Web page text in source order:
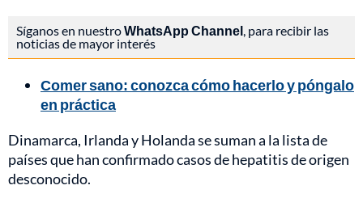
Síganos en nuestroWhatsApp Channel , para recibir las
noticias de mayor interés
Comer sano: conozca cómo hacerlo y póngalo
en práctica
Dinamarca, Irlanda y Holanda se suman a la lista de
países que han confirmado casos de hepatitis de origen
desconocido.